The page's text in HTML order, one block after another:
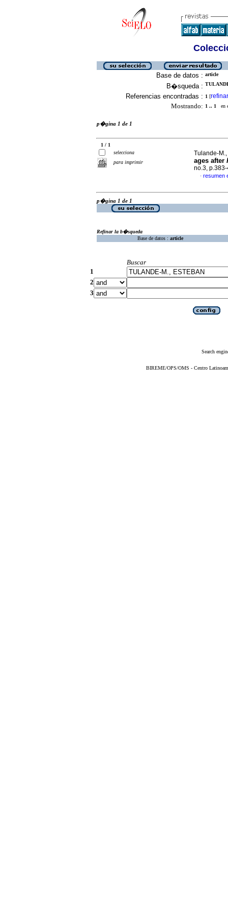
Base de datos : article
B�squeda :
Referencias encontradas : 1 [refinar
Mostrando: 1 .. 1 en
p�gina 1 de 1
1 / 1
selecciona
para imprimir
Tulande-
ages after
no.3,
· resumen
p�gina 1 de 1
Refinar la b�squeda
Base de datos : article
Buscar
1
2
3
Search
BIREME/OPS/OMS - Centro